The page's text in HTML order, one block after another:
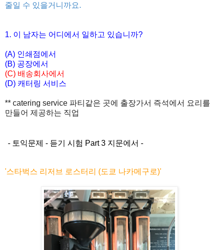
줄일 수 있을거니까요.
1. 이 남자는 어디에서 일하고 있습니까?
(A) 인쇄점에서
(B) 공장에서
(C) 배송회사에서
(D) 캐터링 서비스
** catering service 파티같은 곳에 출장가서 즉석에서 요리를
만들어 제공하는 직업
- 토익문제 - 듣기 시험 Part 3 지문에서 -
'스타벅스 리저브 로스터리 (도쿄 나카메구로)'